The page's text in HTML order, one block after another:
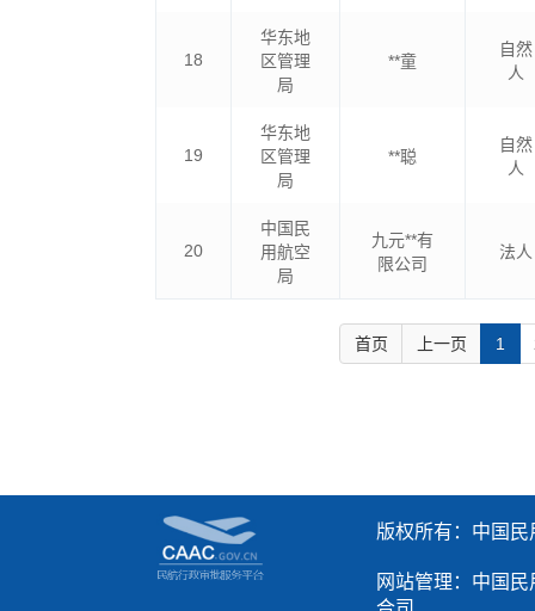
18
华东地
区管理
局
**童
自然
人
19
华东地
区管理
局
**聪
自然
人
20
中国民
用航空
局
九元**有
限公司
法人
首页 上一页 1
版权所有：中国民
网站管理：中国